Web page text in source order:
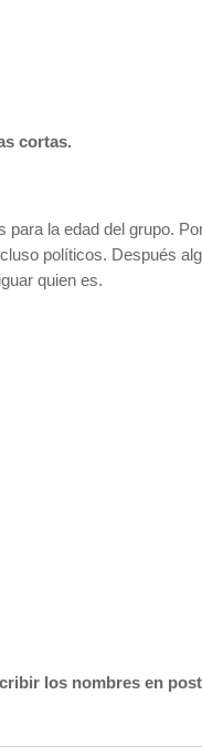
cortas.
la edad del grupo.
políticos. Después
quien es.
los nombres en